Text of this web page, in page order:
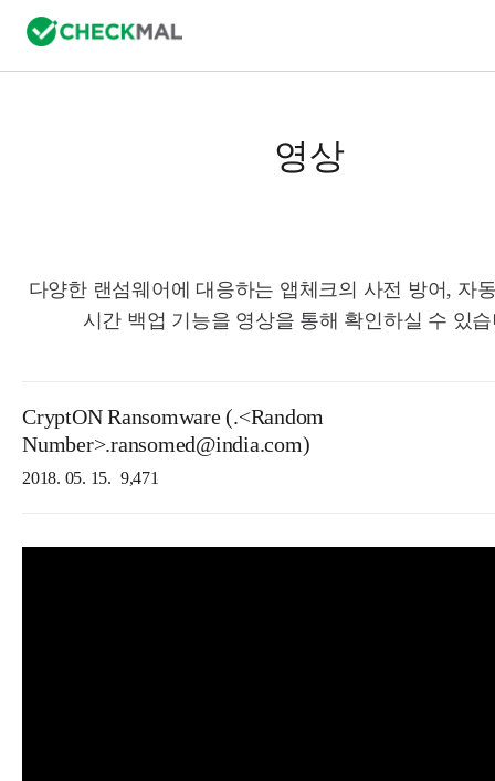
영상
다양한 랜섬웨어에 대응하는 앱체크의 사전 방어, 자
시간 백업 기능을 영상을 통해 확인하실 수 있
CryptON Ransomware (.<Random
Number>.ransomed@india.com)
2018. 05. 15. 9,471